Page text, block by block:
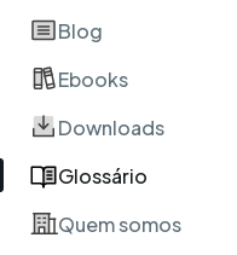
Blog
Ebooks
Downloads
Glossário
Quem somos